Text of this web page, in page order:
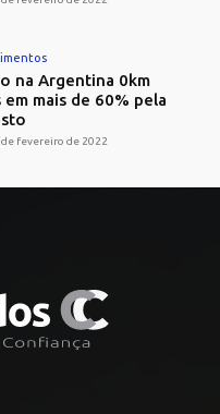
na Argentina 0km
mais de 60% pela
de fevereiro de 2022